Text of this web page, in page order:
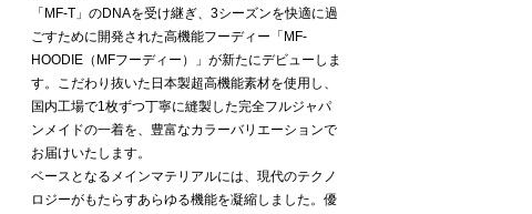
「MF-T」のDNAを受け継ぎ、3シーズンを快適に過
ごすために開発された高機能フーディー「MF-
HOODIE（MFフーディー）」が新たにデビューしま
す。こだわり抜いた日本製超高機能素材を使用し、
国内工場で1枚ずつ丁寧に縫製した完全フルジャパ
ンメイドの一着を、豊富なカラーバリエーションで
お届けいたします。
ベースとなるメインマテリアルには、現代のテクノ
ロジーがもたらすあらゆる機能を凝縮しました。優